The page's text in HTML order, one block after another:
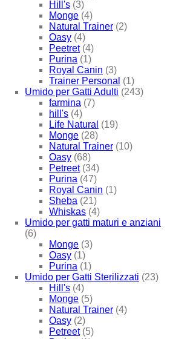
Hill's (3)
Monge (4)
Natural Trainer (2)
Oasy (4)
Peetret (4)
Purina (1)
Royal Canin (3)
Trainer Personal (1)
Umido per Gatti Adulti (243)
farmina (7)
hill's (4)
Life Natural (19)
Monge (28)
Natural Trainer (10)
Oasy (68)
Petreet (34)
Purina (47)
Royal Canin (1)
Sheba (21)
Whiskas (4)
Umido per gatti maturi e anziani
(6)
Monge (3)
Oasy (1)
Purina (1)
Umido per Gatti Sterilizzati (23)
Hill's (4)
Monge (5)
Natural Trainer (4)
Oasy (2)
Petreet (5)